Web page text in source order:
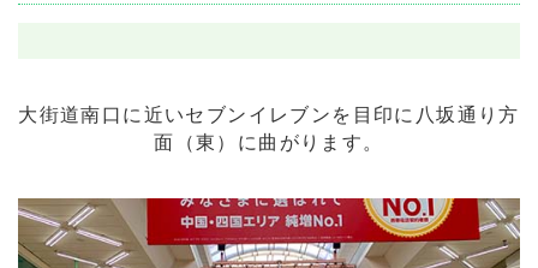
大街道南口に近いセブンイレブンを目印に八坂通り方
面（東）に曲がります。